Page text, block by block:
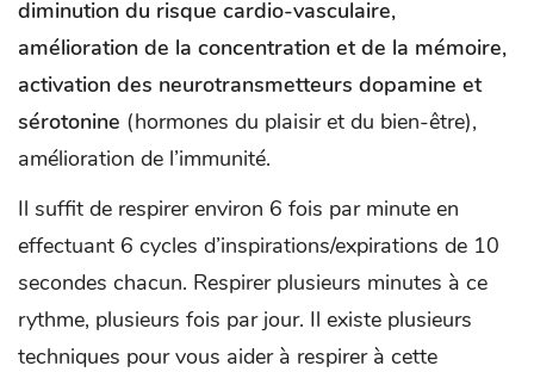
diminution du risque cardio-vasculaire,
amélioration de la concentration et de la mémoire,
activation des neurotransmetteurs dopamine et
sérotonine (hormones du plaisir et du bien-être),
amélioration de l’immunité.
Il suffit de respirer environ 6 fois par minute en
effectuant 6 cycles d’inspirations/expirations de 10
secondes chacun. Respirer plusieurs minutes à ce
rythme, plusieurs fois par jour. Il existe plusieurs
techniques pour vous aider à respirer à cette